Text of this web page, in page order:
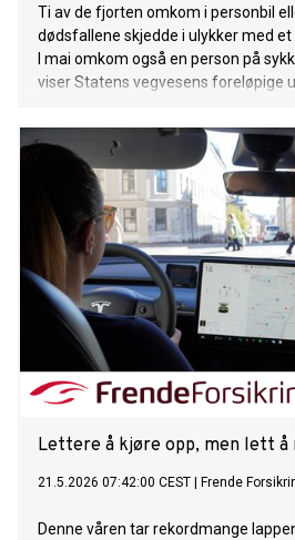
Ti av de fjorten omkom i personbil
dødsfallene skjedde i ulykker med
I mai omkom også en person på
viser Statens vegvesens foreløpige
Lettere å kjøre opp, men lett å
21.5.2026 07:42:00 CEST Frende
Denne våren tar rekordmange